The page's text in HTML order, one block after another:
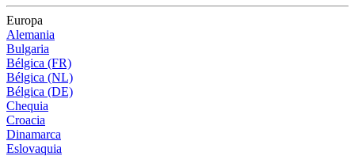
Europa
Alemania
Bulgaria
Bélgica (FR)
Bélgica (NL)
Bélgica (DE)
Chequia
Croacia
Dinamarca
Eslovaquia